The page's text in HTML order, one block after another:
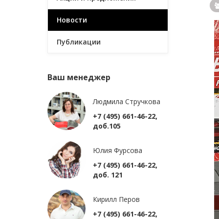
Новости
Публикации
Ваш менеджер
Людмила Стручкова
+7 (495) 661-46-22,
доб.105
Юлия Фурсова
+7 (495) 661-46-22,
доб. 121
Кирилл Перов
+7 (495) 661-46-22,